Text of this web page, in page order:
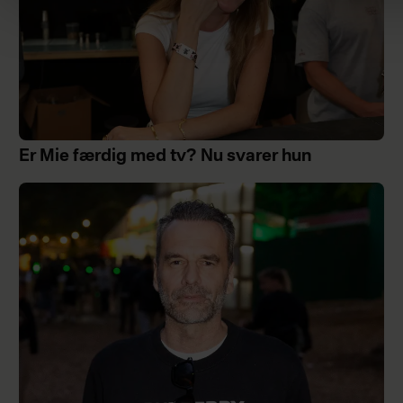
Er Mie færdig med tv? Nu svarer hun